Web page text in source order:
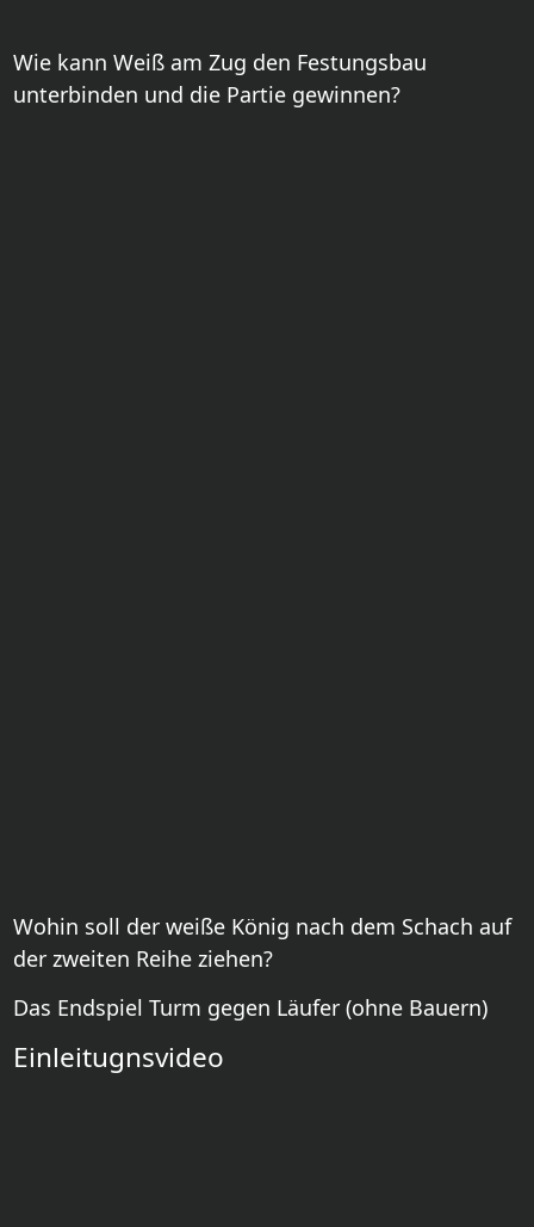
Wie kann Weiß am Zug den Festungsbau
unterbinden und die Partie gewinnen?
Wohin soll der weiße König nach dem Schach auf
der zweiten Reihe ziehen?
Das Endspiel Turm gegen Läufer (ohne Bauern)
Einleitugnsvideo